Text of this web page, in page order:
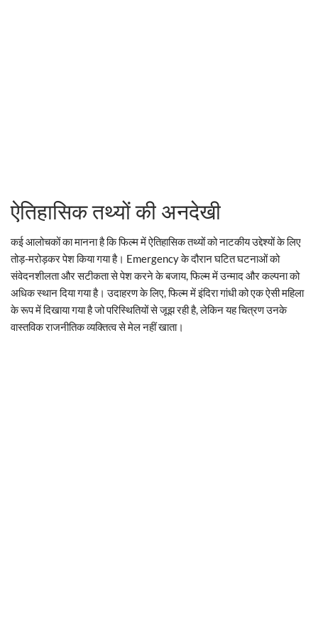
ऐतिहासिक तथ्यों की अनदेखी
कई आलोचकों का मानना है कि फिल्म में ऐतिहासिक तथ्यों को नाटकीय उद्देश्यों के लिए
तोड़-मरोड़कर पेश किया गया है। Emergency के दौरान घटित घटनाओं को
संवेदनशीलता और सटीकता से पेश करने के बजाय, फिल्म में उन्माद और कल्पना को
अधिक स्थान दिया गया है। उदाहरण के लिए, फिल्म में इंदिरा गांधी को एक ऐसी महिला
के रूप में दिखाया गया है जो परिस्थितियों से जूझ रही है, लेकिन यह चित्रण उनके
वास्तविक राजनीतिक व्यक्तित्व से मेल नहीं खाता।